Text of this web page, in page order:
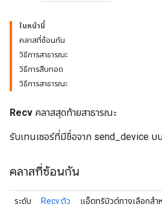
ในหน้านี้
คลาสที่ซ้อนกัน
วิธีการสาธารณะ
วิธีการสืบทอด
วิธีการสาธารณะ
Recv คลาสสุดท้ายสาธารณะ
รับเทนเซอร์ที่มีชื่อจาก send_device
คลาสที่ซ้อนกัน
ระดับ
Recv.ตัว
แอ็ตทริบิวต์ทางเลือกสำ